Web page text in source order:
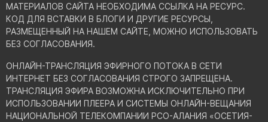
МАТЕРИАЛОВ САЙТА НЕОБХОДИМА ССЫЛКА НА РЕСУРС.
КОД ДЛЯ ВСТАВКИ В БЛОГИ И ДРУГИЕ РЕСУРСЫ,
РАЗМЕЩЕННЫЙ НА НАШЕМ САЙТЕ, МОЖНО ИСПОЛЬЗОВАТЬ
БЕЗ СОГЛАСОВАНИЯ.
ОНЛАЙН-ТРАНСЛЯЦИЯ ЭФИРНОГО ПОТОКА В СЕТИ
ИНТЕРНЕТ БЕЗ СОГЛАСОВАНИЯ СТРОГО ЗАПРЕЩЕНА.
ТРАНСЛЯЦИЯ ЭФИРА ВОЗМОЖНА ИСКЛЮЧИТЕЛЬНО ПРИ
ИСПОЛЬЗОВАНИИ ПЛЕЕРА И СИСТЕМЫ ОНЛАЙН-ВЕЩАНИЯ
НАЦИОНАЛЬНОЙ ТЕЛЕКОМПАНИИ РСО-АЛАНИЯ «ОСЕТИЯ-